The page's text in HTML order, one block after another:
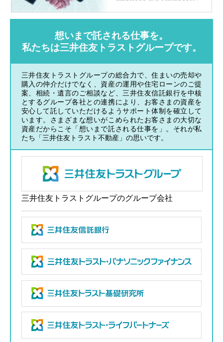
想いまで託される仕事を。
私たちは三井住友トラストグループです。
三井住友トラストグループの総合力で、住まいの売却や
購入の仲介だけでなく、資産の運用や住宅ローンのご提
案、相続・遺言のご相談など、三井住友信託銀行を中核
とするグループ各社との連携により、お客さまの資産を
安心して託していただけるようサポート体制を確立して
います。さまざまな想いがこめられたお客さまの大切な
資産だからこそ「想いまで託される仕事を」。それが私
たち「三井住友トラスト不動産」の思いです。
三井住友トラストグループのグループ会社